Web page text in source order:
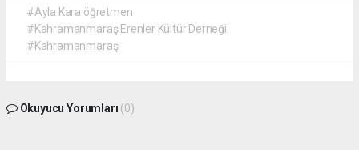
#Ayla Kara öğretmen
#Kahramanmaraş Erenler Kültür Derneği
#Kahramanmaraş
Okuyucu Yorumları (0)